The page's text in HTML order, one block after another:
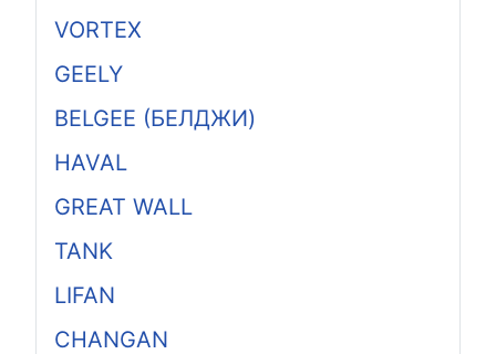
VORTEX
GEELY
BELGEE (БЕЛДЖИ)
HAVAL
GREAT WALL
TANK
LIFAN
CHANGAN